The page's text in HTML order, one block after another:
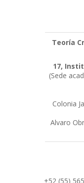
Teoría
17,
(Sede
Colonia
Alvaro
+52 (55)